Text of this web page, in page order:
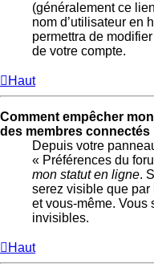
(généralement ce
nom d’utilisateur en
permettra de
de votre compte.
Haut
Comment empêcher
des membres connectés
Depuis votre
« Préférences du
mon statut en ligne.
serez visible que
et vous-même. Vous
invisibles.
Haut